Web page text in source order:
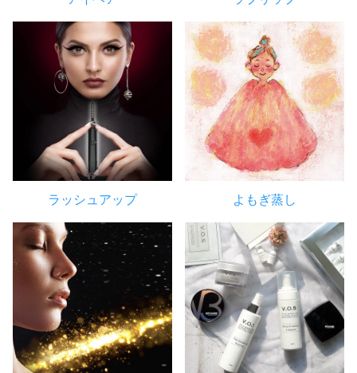
ラッシュアップ よもぎ蒸し